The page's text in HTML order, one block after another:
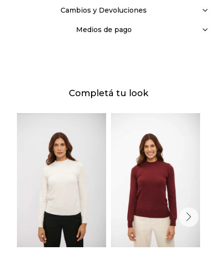
Cambios y Devoluciones
Medios de pago
Completá tu look